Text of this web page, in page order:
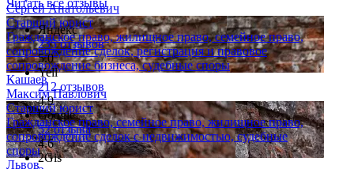
Сергей Анатольевич
Старший юрист
Гражданское право, жилищное право, семейное право,
сопровождение сделок, регистрация и правовое
сопровождение бизнеса, судебные споры
Кашаев
Максим Павлович
Старший юрист
Гражданское право, семейное право, жилищное право,
сопровождение сделок с недвижимостью, судебные
споры
Львов
Читать все отзывы
Яндекс
235 отзывов
5.0
Yell
212 отзывов
4.9
Google
52 отзыва
4.6
2Gis